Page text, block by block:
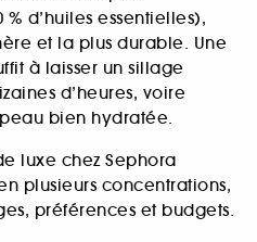
d’huiles essentielles),
et la plus durable. Une
à laisser un sillage
d’heures, voire
bien hydratée.
luxe chez Sephora
plusieurs concentrations,
préférences et budgets.